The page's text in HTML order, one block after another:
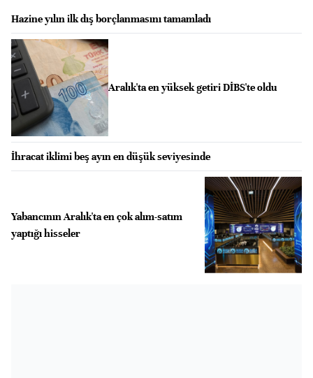
Hazine yılın ilk dış borçlanmasını tamamladı
Aralık'ta en yüksek getiri DİBS'te oldu
İhracat iklimi beş ayın en düşük seviyesinde
Yabancının Aralık'ta en çok alım-satım
yaptığı hisseler